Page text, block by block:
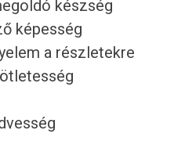
készség
képesség
a részletekre